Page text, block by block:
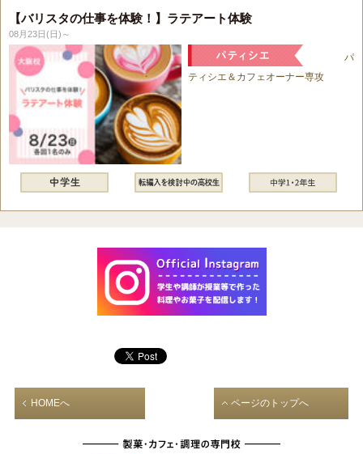
【バリスタの仕事を体験！】ラテアート体験
08月23日(日)～
パ
ティシエ＆カフェオーナー専攻
HOMEへ ページのトップへ